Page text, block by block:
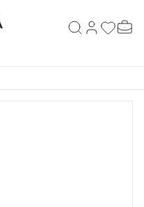
Hesabım